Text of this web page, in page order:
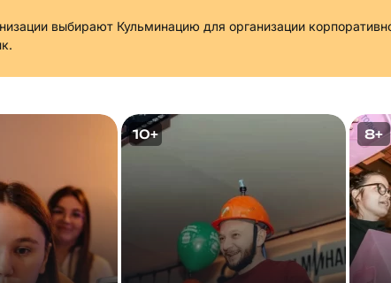
выбирают Кульминацию для организации
10+ 8+